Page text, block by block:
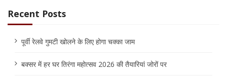
Recent Posts
पूर्वी रेलवे गुमटी खोलने के लिए होगा चक्का जाम
बक्सर में हर घर तिरंगा महोत्सव 2026 की तैयारियां जोरों पर